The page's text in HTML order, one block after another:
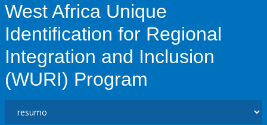
West Africa Unique
Identification for Regional
Integration and Inclusion
(WURI) Program